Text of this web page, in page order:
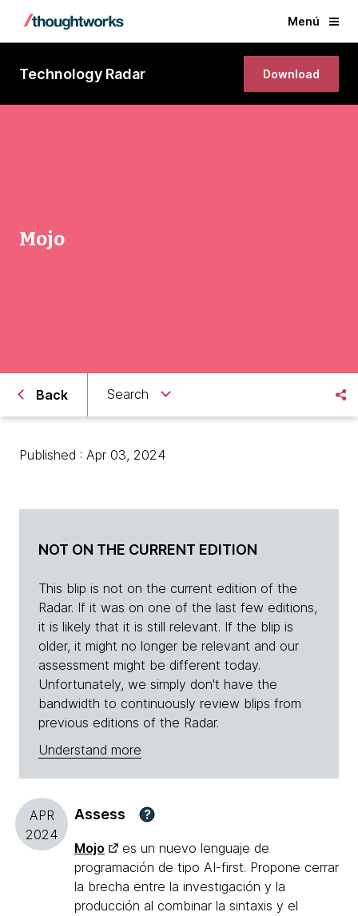
Menú
Technology Radar Download
Mojo
Back Search
Published : Apr 03, 2024
NOT ON THE CURRENT EDITION
This blip is not on the current edition of the
Radar. If it was on one of the last few editions,
it is likely that it is still relevant. If the blip is
older, it might no longer be relevant and our
assessment might be different today.
Unfortunately, we simply don't have the
bandwidth to continuously review blips from
previous editions of the Radar.
Understand more
APR
2024
Assess ?
Mojo
es un nuevo lenguaje de
programación de tipo AI-first. Propone cerrar
la brecha entre la investigación y la
producción al combinar la sintaxis y el